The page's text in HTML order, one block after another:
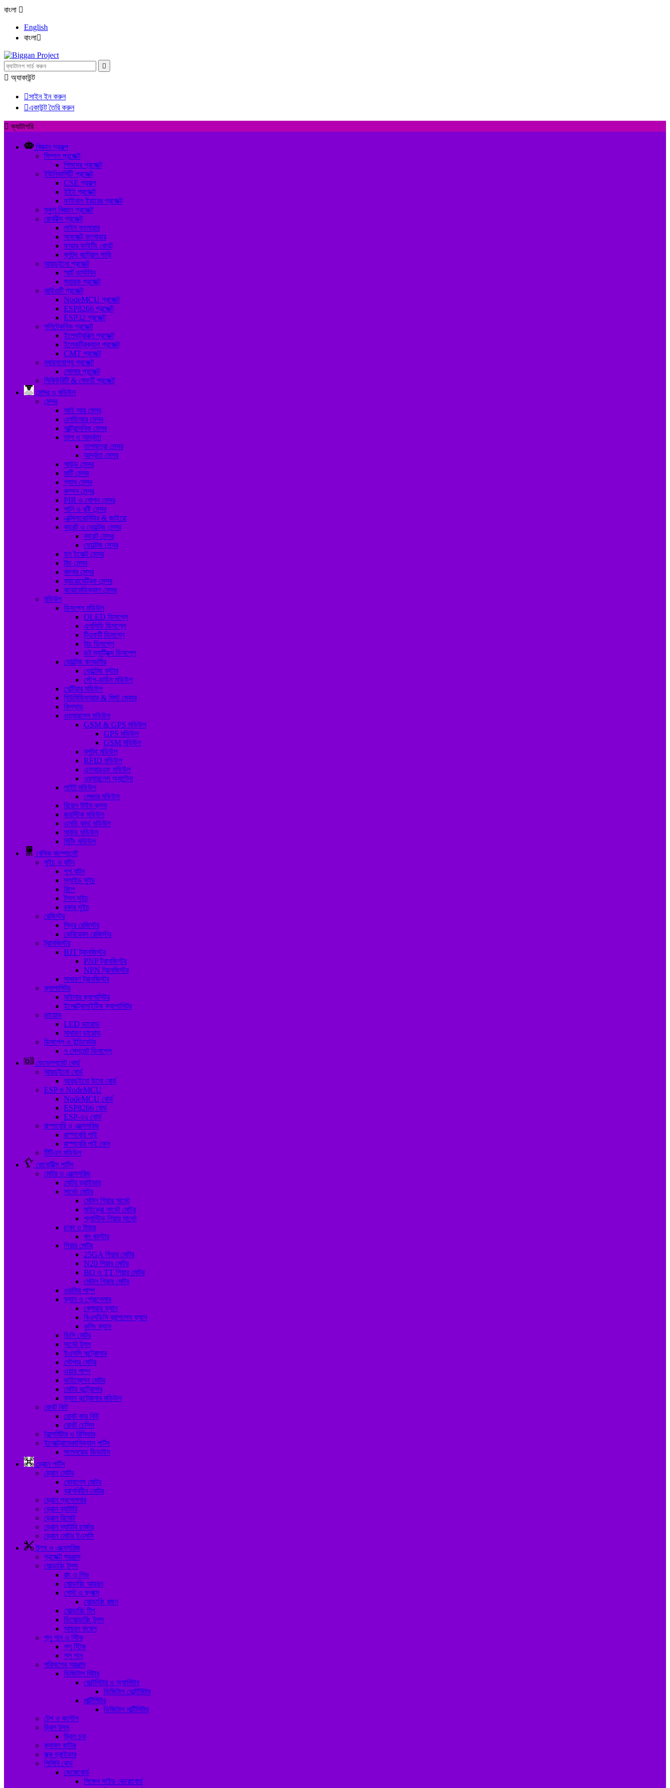
বাংলা 
English
বাংলা

 অ্যাকাউন্ট
সাইন ইন করুন
একাউন্ট তৈরি করুন
 ক্যাটাগরি
বিজ্ঞান প্রকল্প
সিম্পল প্রজেক্ট
শিশুদের প্রজেক্ট
ইউনিভার্সিটি প্রজেক্ট
CSE প্রকল্প
ইইই প্রজেক্ট
ফাইনাল ইয়ারের প্রজেক্ট
স্কুল বিজ্ঞান প্রজেক্ট
রোবটিক্স প্রজেক্ট
লাইন ফলোয়ার
অবজেক্ট ফলোয়ার
ফায়ার ফাইটিং রোবট
ব্লুটুথ কন্ট্রোল গাড়ি
আরডুইনো প্রজেক্ট
স্মার্ট ডাস্টবিন
সহায়ক প্রজেক্ট
আইওটি প্রজেক্ট
NodeMCU প্রজেক্ট
ESP8266 প্রজেক্ট
ESP32 প্রজেক্ট
পলিটেকনিক প্রজেক্ট
ইলেকট্রনিক্স প্রজেক্ট
ইলেকট্রিক্যাল প্রজেক্ট
CMT প্রজেক্ট
নবায়নযোগ্য প্রজেক্ট
সোলার প্রজেক্ট
সিকিউরিটি & সেফটি প্রজেক্ট
সেন্সর ও মডিউল
সেন্সর
আই আর সেন্সর
এলডিআর সেন্সর
আল্ট্রাসনিক সেন্সর
তাপ ও আর্দ্রতা
তাপমাত্রা সেন্সর
আর্দ্রতা সেন্সর
সাউন্ড সেন্সর
মাটি সেন্সর
গ্যাস সেন্সর
কম্পন সেন্সর
PIR ও মোশন সেন্সর
পানি ও বৃষ্টি সেন্সর
এক্সিলারোমিটার & জাইরো
কারেন্ট ও ভোল্টেজ সেন্সর
কারেন্ট সেন্সর
ভোল্টেজ সেন্সর
হল ইফেক্ট সেন্সর
টাচ সেন্সর
কালার সেন্সর
ব্যারোমেট্রিক সেন্সর
বায়োমেডিক্যাল সেন্সর
মডিউল
ডিসপ্লে মডিউল
OLED ডিসপ্লে
এলসিডি ডিসপ্লে
টিএফটি ডিসপ্লে
টাচ ডিসপ্লে
ডট ম্যাট্রিক্স ডিসপ্লে
ভোল্টেজ কনভার্টার
ভোল্টেজ বুস্টার
স্টেপ-ডাউন মডিউল
পেল্টিয়ার মডিউল
হিউমিডিফায়ার & মিস্ট মেকার
কিপ্যাড
ওয়্যারলেস মডিউল
GSM & GPS মডিউল
GPS মডিউল
GSM মডিউল
ব্লুটুথ মডিউল
RFID মডিউল
এনআরএফ মডিউল
ওয়্যারলেস অ্যান্টেনা
লাইট মডিউল
লেজার মডিউল
রিয়েল টাইম ক্লক
জয়স্টিক মডিউল
এসডি কার্ড মডিউল
সাউন্ড মডিউল
হিটিং মডিউল
বেসিক কম্পোনেন্ট
সুইচ ও বাটন
পুশ বাটন
স্লাইড সুইচ
রিলে
টগল সুইচ
রকার সুইচ
রেজিস্টর
স্থির রেজিস্টর
ভেরিয়েবল রেজিস্টর
ট্রানজিস্টর
BJT ট্রানজিস্টর
PNP ট্রানজিস্টর
NPN ট্রানজিস্টর
সাধারণ ট্রানজিস্টর
ক্যাপাসিটর
মাইলার ক্যাপাসিটর
ইলেক্ট্রোলাইটিক ক্যাপাসিটর
ডায়োড
LED ডায়োড
সাধারণ ডায়োড
ডিসপ্লে ও ইন্ডিকেটর
৭ সেগমেন্ট ডিসপ্লে
ডেভেলপমেন্ট বোর্ড
আরডুইনো বোর্ড
আরডুইনো উনো বোর্ড
ESP ও NodeMCU
NodeMCU বোর্ড
ESP8266 বোর্ড
ESP-৩২ বোর্ড
রাস্পবেরি ও এক্সেসরিজ
রাস্পবেরি পাই
রাস্পবেরি পাই কেস
টিটিএল মডিউল
রোবোটিক্স পার্টস
মোটর ও এক্সেসরিজ
মোটর ড্রাইভার
সার্ভো মোটর
মেটাল গিয়ার সার্ভো
মাইক্রো সার্ভো মোটর
প্লাস্টিক গিয়ার সার্ভো
চাকা ও টায়ার
বল কাস্টার
গিয়ার মোটর
25GA গিয়ার মোটর
N20 গিয়ার মোটর
BO ও TT গিয়ার মোটর
মেটাল গিয়ার মোটর
ওয়াটার পাম্প
ফ্যান ও প্রোপেলার
ব্লোয়ার ফ্যান
বিএলডিসি ব্রাশলেস ফ্যান
কুলিং ফ্যান
ডিসি মোটর
সার্ভো টুলস
ইএসসি কন্ট্রোলার
স্টেপার মোটর
এয়ার পাম্প
ভাইব্রেশন মোটর
মোটর কন্ট্রোলার
ফ্যান কন্ট্রোলার মডিউল
রোবট কিট
রোবট কার কিট
রোবট চেসিস
ট্রান্সমিটার ও রিসিভার
ইলেক্ট্রোমেকানিক্যাল পার্টস
সলেনয়েড ডিভাইস
ড্রোন পার্টস
ড্রোন মোটর
কোরলেস মোটর
ব্রাশবিহীন মোটর
ড্রোন প্রপেললার
ড্রোন ব্যাটারি
ড্রোন রিমোট
ড্রোন ব্যাটারি চার্জার
ড্রোন মোটর ইএসসি
টুলস ও এক্সেসরিজ
প্রজেক্ট সরঞ্জাম
সোল্ডারিং টুলস
রাং ও লিড
সোল্ডারিং আয়রন
পেস্ট ও ফ্লাক্স
সোল্ডারিং রজন
সোল্ডারিং টিপ
ডিসোল্ডারিং টুলস
আয়রন কয়েল
গ্লু গান ও স্টিক
গ্লু স্টিক
গ্লু গান
পরিমাপের সরঞ্জাম
ডিজিটাল মিটার
ভোল্টমিটার ও অ্যামিটার
ডিজিটাল ভোল্টমিটার
মাল্টিমিটার
ডিজিটাল মাল্টিমিটার
টেপ ও কস্টেপ
ড্রিল টুলস
ড্রিল চক
ক্যাবল কাটার
স্ক্রু ড্রাইভার
পিসিবি বোর্ড
ভেরোবোর্ড
সিঙ্গেল সাইড ভেরোবোর্ড